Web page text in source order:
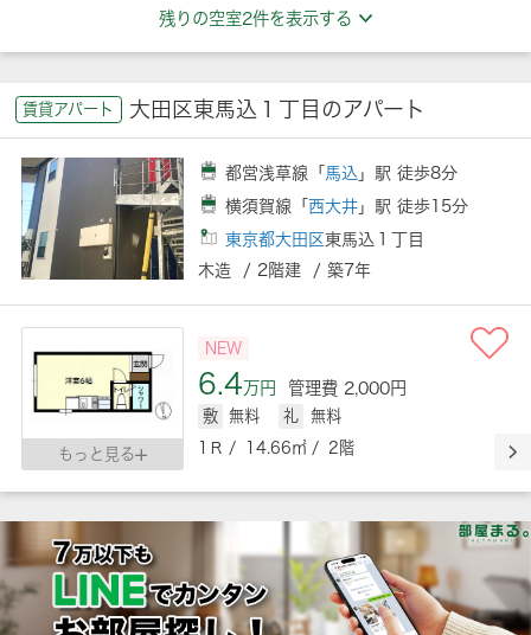
残りの空室2件を表示する
賃貸アパート 大田区東馬込１丁目のアパート
都営浅草線「 馬込 」駅 徒歩8分
横須賀線「西大井 」駅 徒歩15分
東京都大田区東馬込１丁目
木造 / 2階建 / 築7年
もっと見る
NEW
6.4万円 管理費 2,000円
敷 無料 礼
無料
1Ｒ / 14.66㎡ / 2階